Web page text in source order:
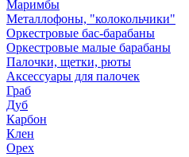
Маримбы
Металлофоны, "колокольчики"
Оркестровые бас-барабаны
Оркестровые малые барабаны
Палочки, щетки, рюты
Аксессуары для палочек
Граб
Дуб
Карбон
Клен
Орех